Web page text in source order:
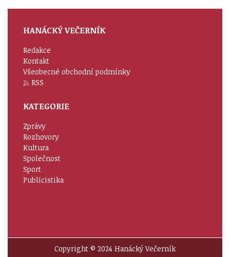
HANÁCKÝ VEČERNÍK
Redakce
Kontakt
Všeobecné obchodní podmínky
RSS
KATEGORIE
Zprávy
Rozhovory
Kultura
Společnost
Sport
Publicistika
Copyright © 2024 Hanácký Večerník